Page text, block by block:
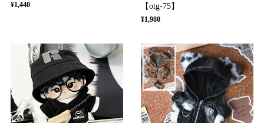
¥1,440
【otg-75】
¥1,980